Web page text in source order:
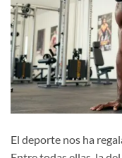
El deporte nos ha